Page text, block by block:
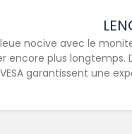
nocive avec le
plus longtemps.
garantissent une